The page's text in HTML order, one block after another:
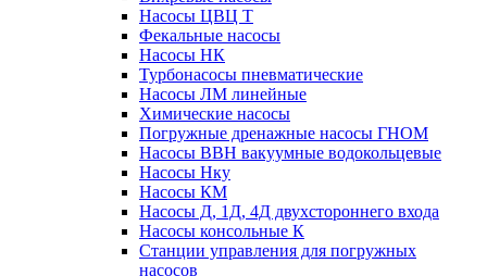
Насосы ЦВЦ Т
Фекальные насосы
Насосы НК
Турбонасосы пневматические
Насосы ЛМ линейные
Химические насосы
Погружные дренажные насосы ГНОМ
Насосы ВВН вакуумные водокольцевые
Насосы Нку
Насосы КМ
Насосы Д, 1Д, 4Д двухстороннего входа
Насосы консольные К
Станции управления для погружных
насосов